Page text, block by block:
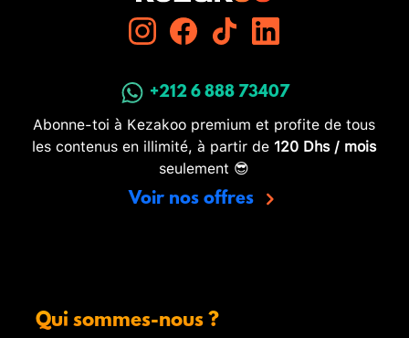
+212 6 888 73407
Abonne-toi à Kezakoo premium et profite de tous
les contenus en illimité, à partir de 120 Dhs / mois
seulement 😎
Voir nos offres
Qui sommes-nous ?